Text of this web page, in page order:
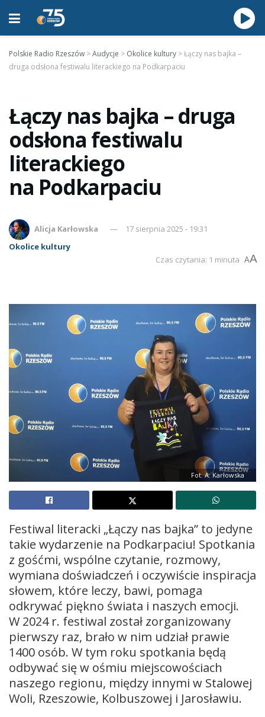
Polskie Radio Rzeszów >Audycje > Okolice kultury >Łączy nas bajka –
druga odsłona festiwalu literackiego na Podkarpaciu
Łączy nas bajka – druga
odsłona festiwalu
literackiego
na Podkarpaciu
Alicja Karłowska
17 sierpnia 2025 - 19:31
Okolice kultury
Czas czytania: 1 minuta AA
Fot. A. Karłowska
Festiwal literacki „Łączy nas bajka” to jedyne
takie wydarzenie na Podkarpaciu! Spotkania
z gośćmi, wspólne czytanie, rozmowy,
wymiana doświadczeń i oczywiście inspiracja
słowem, które leczy, bawi, pomaga
odkrywać piękno świata i naszych emocji.
W 2024 r. festiwal został zorganizowany
pierwszy raz, brało w nim udział prawie
1400 osób. W tym roku spotkania będą
odbywać się w ośmiu miejscowościach
naszego regionu, między innymi w Stalowej
Woli, Rzeszowie, Kolbuszowej i Jarosławiu.